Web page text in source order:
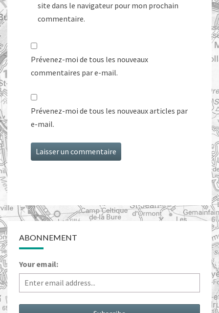
site dans le navigateur pour mon prochain
commentaire.
Prévenez-moi de tous les nouveaux
commentaires par e-mail.
Prévenez-moi de tous les nouveaux articles par
e-mail.
ABONNEMENT
Your email: